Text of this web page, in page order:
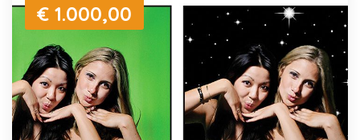
€ 1.000,00